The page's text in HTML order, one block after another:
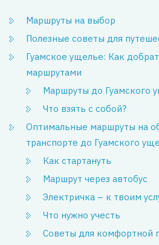
Маршруты на выбор
Полезные советы для
Гуамское ущелье: Как
маршрутами
Маршруты до Гуамского
Что взять с собой?
Оптимальные маршруты на
транспорте до Гуамского
Как стартануть
Маршрут через автобус
Электричка – к твоим
Что нужно учесть
Советы для комфортной